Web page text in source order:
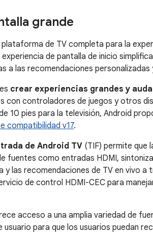
grande
de TV completa para la
de pantalla de inicio
a las recomendaciones personalizadas
crear experiencias grandes y
con controladores de juegos y otros
10 pies para la televisión, Android
compatibilidad v17.
de Android TV (TIF) permite que
fuentes como entradas HDMI,
y las recomendaciones de TV en vivo
de control HDMI-CEC para
acceso a una amplia variedad de
usuario para que los usuarios puedan